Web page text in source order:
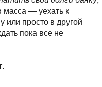
масса — уехать к
или просто в другой
пока все не